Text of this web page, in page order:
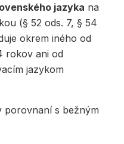
jazyka na
(§ 52 ods. 7, § 54
okrem iného od
rokov ani od
jazykom
porovnaní s bežným